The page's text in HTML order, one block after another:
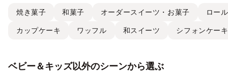
焼き菓子 和菓子 オーダースイーツ・お菓子 ロー
カップケーキ ワッフル 和スイーツ シフォンケーキ
ベビー＆キッズ以外のシーンから選ぶ